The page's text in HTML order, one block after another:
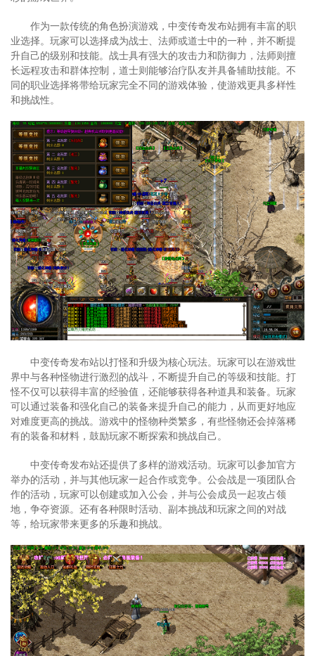
作为一款传统的角色扮演游戏，中变传奇发布站拥有丰富的职
业选择。玩家可以选择成为战士、法师或道士中的一种，并不断提
升自己的级别和技能。战士具有强大的攻击力和防御力，法师则擅
长远程攻击和群体控制，道士则能够治疗队友并具备辅助技能。不
同的职业选择将带给玩家完全不同的游戏体验，使游戏更具多样性
和挑战性。
中变传奇发布站以打怪和升级为核心玩法。玩家可以在游戏世
界中与各种怪物进行激烈的战斗，不断提升自己的等级和技能。打
怪不仅可以获得丰富的经验值，还能够获得各种道具和装备。玩家
可以通过装备和强化自己的装备来提升自己的能力，从而更好地应
对难度更高的挑战。游戏中的怪物种类繁多，有些怪物还会掉落稀
有的装备和材料，鼓励玩家不断探索和挑战自己。
中变传奇发布站还提供了多样的游戏活动。玩家可以参加官方
举办的活动，并与其他玩家一起合作或竞争。公会战是一项团队合
作的活动，玩家可以创建或加入公会，并与公会成员一起攻占领
地，争夺资源。还有各种限时活动、副本挑战和玩家之间的对战
等，给玩家带来更多的乐趣和挑战。